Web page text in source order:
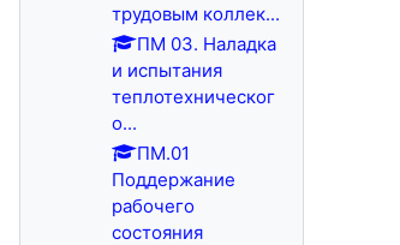
трудовым коллек...
ПМ 03. Наладка
и испытания
теплотехническог
о...
ПМ.01
Поддержание
рабочего
состояния